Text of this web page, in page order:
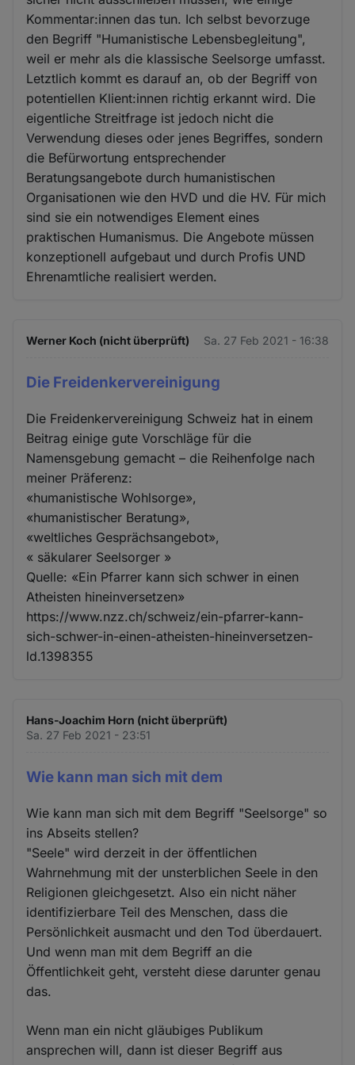
Kommentar:innen das tun. Ich selbst bevorzuge
den Begriff "Humanistische Lebensbegleitung",
weil er mehr als die klassische Seelsorge umfasst.
Letztlich kommt es darauf an, ob der Begriff von
potentiellen Klient:innen richtig erkannt wird. Die
eigentliche Streitfrage ist jedoch nicht die
Verwendung dieses oder jenes Begriffes, sondern
die Befürwortung entsprechender
Beratungsangebote durch humanistischen
Organisationen wie den HVD und die HV. Für mich
sind sie ein notwendiges Element eines
praktischen Humanismus. Die Angebote müssen
konzeptionell aufgebaut und durch Profis UND
Ehrenamtliche realisiert werden.
Werner Koch (nicht überprüft) Sa. 27 Feb 2021 - 16:38
Die Freidenkervereinigung
Die Freidenkervereinigung Schweiz hat in einem
Beitrag einige gute Vorschläge für die
Namensgebung gemacht – die Reihenfolge nach
meiner Präferenz:
«humanistische Wohlsorge»,
«humanistischer Beratung»,
«weltliches Gesprächsangebot»,
« säkularer Seelsorger »
Quelle: «Ein Pfarrer kann sich schwer in einen
Atheisten hineinversetzen»
https://www.nzz.ch/schweiz/ein-pfarrer-kann-
sich-schwer-in-einen-atheisten-hineinversetzen-
ld.1398355
Hans-Joachim Horn (nicht überprüft)
Sa. 27 Feb 2021 - 23:51
Wie kann man sich mit dem
Wie kann man sich mit dem Begriff "Seelsorge" so
ins Abseits stellen?
"Seele" wird derzeit in der öffentlichen
Wahrnehmung mit der unsterblichen Seele in den
Religionen gleichgesetzt. Also ein nicht näher
identifizierbare Teil des Menschen, dass die
Persönlichkeit ausmacht und den Tod überdauert.
Und wenn man mit dem Begriff an die
Öffentlichkeit geht, versteht diese darunter genau
das.
Wenn man ein nicht gläubiges Publikum
ansprechen will, dann ist dieser Begriff aus